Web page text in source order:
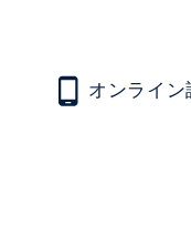
オンライ